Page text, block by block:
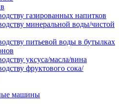
газированных напитков
минеральной воды/чистой
питьевой воды в бутылках
уксуса/масла/вина
фруктового сока/
машины